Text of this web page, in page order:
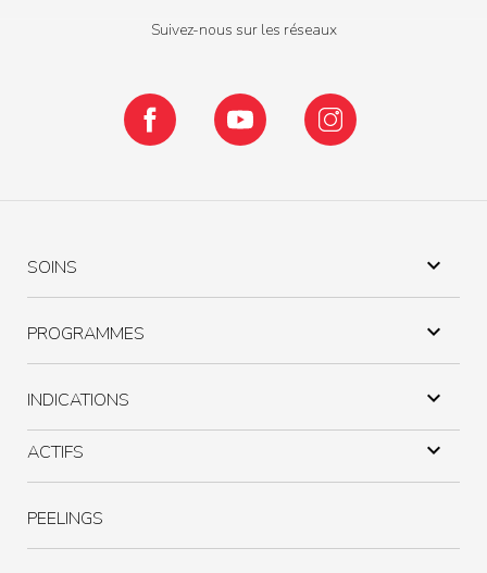
Suivez-nous sur les réseaux
Facebook YouTube
SOINS 
PROGRAMMES 
INDICATIONS 
ACTIFS 
PEELINGS